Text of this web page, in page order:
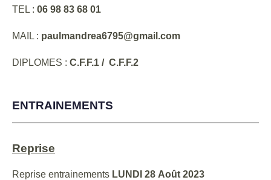
TEL : 06 98 83 68 01
MAIL : paulmandrea6795@gmail.com
DIPLOMES : C.F.F.1 / C.F.F.2
ENTRAINEMENTS
Reprise
Reprise entrainements LUNDI 28 Août 2023